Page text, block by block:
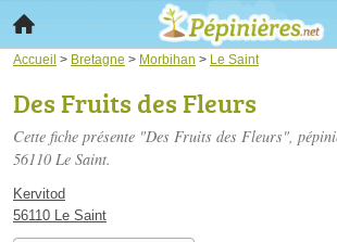
Accueil > Bretagne > Morbihan > Le Saint
Des Fruits des Fleurs
Cette fiche présente "Des Fruits des Fleurs",
56110 Le Saint.
Kervitod
56110 Le Saint